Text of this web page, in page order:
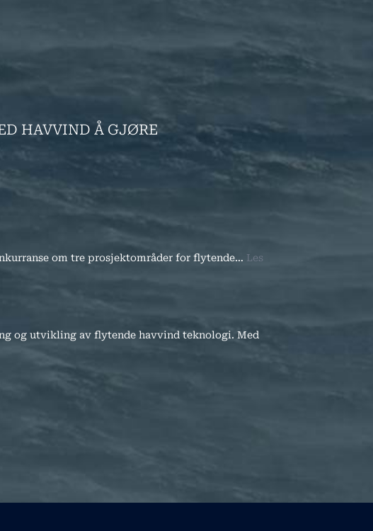
HAVVIND Å GJØRE
om tre prosjektområder for flytende… Les
og utvikling av flytende havvind teknologi. Med